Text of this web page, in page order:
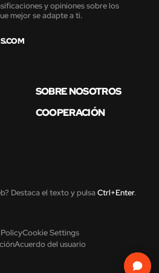
y opiniones sobre los
mejor se adapte a ti.
SOBRE NOSOTROS
COOPERACIÓN
Destaca el texto y pulsa Ctrl+Enter.
Cookie Settings
Acuerdo del usuario